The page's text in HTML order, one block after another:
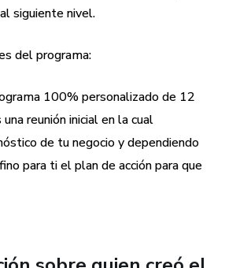
un negocio desde la esencia, en
las mejores estrategias de
generar conexión y ventas
como un referente en tu nicho.
las bases energéticas y
siguiente nivel.
del programa:
100% personalizado de 12
reunión inicial en la cual
de tu negocio y dependiendo
para ti el plan de acción para que